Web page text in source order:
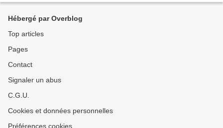
Hébergé par Overblog
Top articles
Pages
Contact
Signaler un abus
C.G.U.
Cookies et données personnelles
Préférences cookies